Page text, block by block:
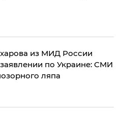
из МИД России
по Украине: СМИ
ляпа